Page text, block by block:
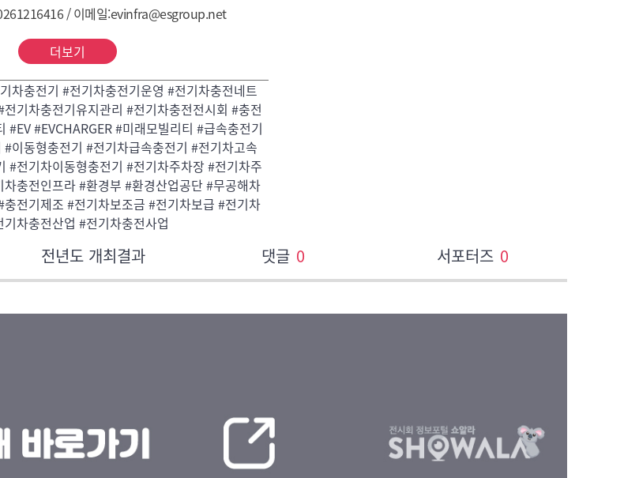
/ 이메일:evinfra@esgroup.net
더보기
차충전기 #전기차충전기운영 #전기차충전네트
기차충전기유지관리 #전기차충전전시회 #충전
#EV #EVCHARGER #미래모빌리티 #급속충전기
이동형충전기 #전기차급속충전기 #전기차고속
#전기차이동형충전기 #전기차주차장 #전기차주
충전인프라 #환경부 #환경산업공단 #무공해차
전기제조 #전기차보조금 #전기차보급 #전기차
차충전산업 #전기차충전사업
전년도 개최결과 댓글 0 서포터즈 0